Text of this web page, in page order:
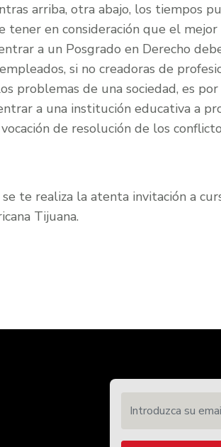
arriba, otra abajo, los tiempos
en consideración que el
a un Posgrado en Derecho
si no creadoras de
problemas de una sociedad, es
a una institución educativa a
de resolución de los
te realiza la atenta invitación a
Tijuana.